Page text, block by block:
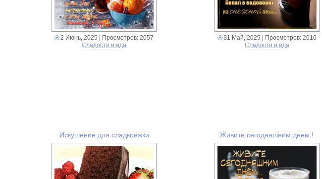
2 Июнь, 2025
| Просмотров: 2057
Сладости и еда
31 Май, 2025 | Просмотров: 2010
Сладости и еда
Искушение для сладкоежки Живите сегодняшним днем !